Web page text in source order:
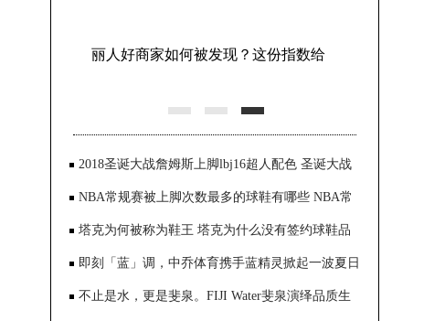
丽人好商家如何被发现？这份指数给
2018圣诞大战詹姆斯上脚lbj16超人配色 圣诞大战
颜NBA常规赛被上脚次数最多的球鞋有哪些 NBA常
规赛
塔克为何被称为鞋王 塔克为什么没有签约球鞋品
即刻「蓝」调，中乔体育携手蓝精灵掀起一波夏日
限定潮流
不止是水，更是斐泉。FIJI Water斐泉演绎品质生